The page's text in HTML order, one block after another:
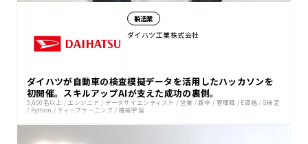
DXプロジェクト推進 DXリテラシー
AIモデル・プロダクトの開発
DXパスポート
製造業
ダイハツ工業株式会社
ダイハツが自動車の検査模擬データを活用したハッカソンを
初開催。スキルアップAIが支えた成功の裏側。
5,000名以上 / エンジニア / データサイエンティスト / 営業 /新卒 / 管理職 / E資格 / G検定
/ Python / ディープラーニング / 機械学習